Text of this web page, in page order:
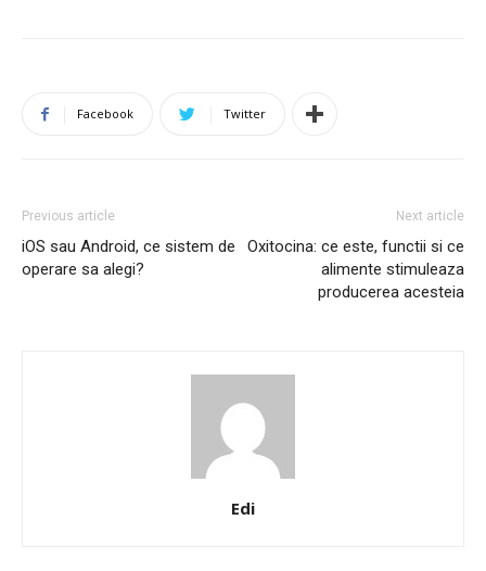
Facebook Twitter
Previous article
iOS sau Android, ce sistem de
operare sa alegi?
Next article
Oxitocina: ce este, functii si ce
alimente stimuleaza
producerea acesteia
Edi